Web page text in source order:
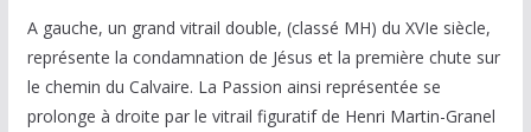
A gauche, un grand vitrail double, (classé MH) du XVIe siècle,
représente la condamnation de Jésus et la première chute sur
le chemin du Calvaire. La Passion ainsi représentée se
prolonge à droite par le vitrail figuratif de Henri Martin-Granel